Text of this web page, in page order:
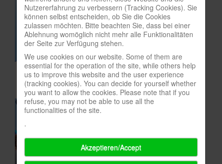
In eigener Sache-On our own behalf
Archivierte Meldungen-News archive
Nutzererfahrung zu verbessern (Tracking Cookies). Sie
können selbst entscheiden, ob Sie die Cookies
zulassen möchten. Bitte beachten Sie, dass bei einer
Ablehnung womöglich nicht mehr alle Funktionalitäten
der Seite zur Verfügung stehen.
We use cookies on our website. Some of them are
essential for the operation of the site, while others help
us to improve this website and the user experience
(tracking cookies). You can decide for yourself whether
you want to allow the cookies. Please note that if you
refuse, you may not be able to use all the
functionalities of the site.
.
Akzeptieren/Accept